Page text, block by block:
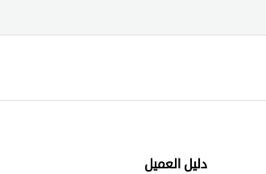
دليل العميل